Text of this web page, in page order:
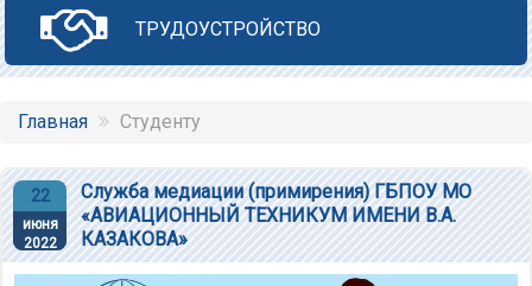
ТРУДОУСТРОЙСТВО
Главная Студенту
22
июня
2022
Служба медиации (примирения) ГБПОУ МО
«АВИАЦИОННЫЙ ТЕХНИКУМ ИМЕНИ В.А.
КАЗАКОВА»